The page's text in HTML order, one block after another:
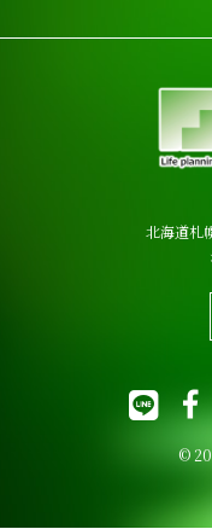
北海道札
©